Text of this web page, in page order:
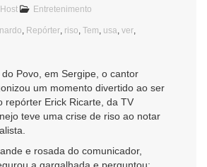
Entretenimento
Repórter riso Tem usa ver
Povo, em Sergipe, o cantor
um momento divertido ao ser
repórter Erick Ricarte, da TV
teve uma crise de riso ao notar
e rosada do comunicador,